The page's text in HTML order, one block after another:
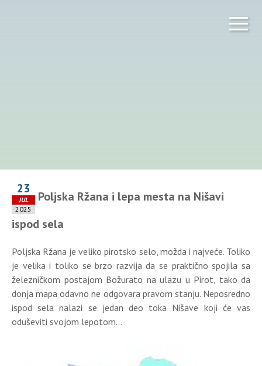
23
JUL
2025
Poljska Ržana i lepa mesta na Nišavi
ispod sela
Poljska Ržana je veliko pirotsko selo, možda i najveće. Toliko
je velika i toliko se brzo razvija da se praktično spojila sa
železničkom postajom Božurato na ulazu u Pirot, tako da
donja mapa odavno ne odgovara pravom stanju. Neposredno
ispod sela nalazi se jedan deo toka Nišave koji će vas
oduševiti svojom lepotom...